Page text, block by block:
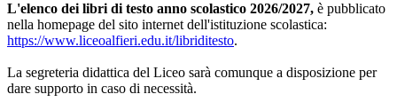
L'elenco dei libri di testo anno scolastico 2026/2027, è pubblicato
nella homepage del sito internet dell'istituzione scolastica:
https://www.liceoalfieri.edu.it/libriditesto.
La segreteria didattica del Liceo sarà comunque a disposizione per
dare supporto in caso di necessità.